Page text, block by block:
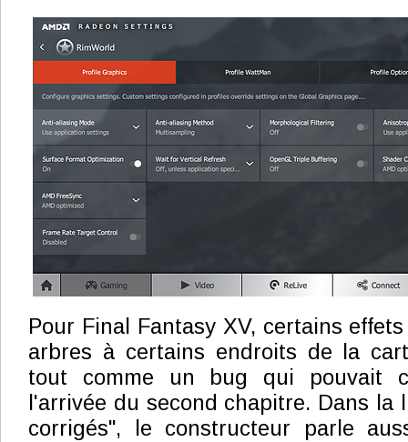
Pour Final Fantasy XV, certains
arbres à certains endroits de la
tout comme un bug qui pouvait
l'arrivée du second chapitre. Dans la
corrigés", le constructeur parle